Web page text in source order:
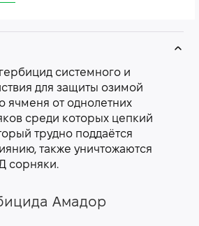
системного и
для защиты озимой
ячменя от однолетних
среди которых цепкий
трудно поддаётся
также уничтожаются
сорняки.
Амадор